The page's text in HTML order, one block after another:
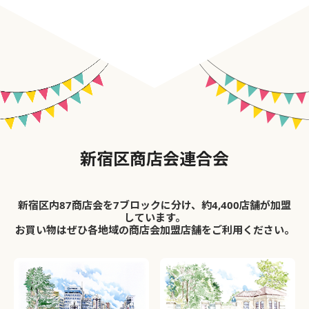
新宿区商店会連合会
新宿区内87商店会を7ブロックに分け、約4,400店舗が加盟
しています。
お買い物はぜひ各地域の商店会加盟店舗をご利用ください。